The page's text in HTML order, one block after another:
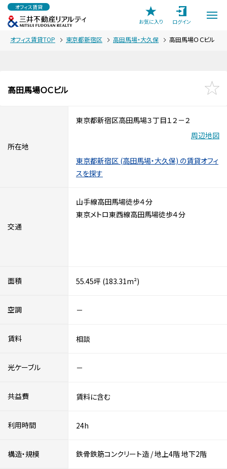
オフィス賃貸
お気に入り
ログイン
オフィス賃貸TOP 東京都新宿区 高田馬場・大久保 高田馬場ＯＣビル
高田馬場ＯＣビル
所在地
東京都新宿区高田馬場３丁目１２－２
周辺地図
東京都新宿区 (高田馬場・大久保) の賃貸オフィ
スを探す
交通
山手線高田馬場徒歩４分
東京メトロ東西線高田馬場徒歩４分
面積 55.45坪 (183.31m²)
空調 －
賃料 相談
光ケーブル －
共益費 賃料に含む
利用時間 24h
構造・規模 鉄骨鉄筋コンクリート造 /地上4階地下2階